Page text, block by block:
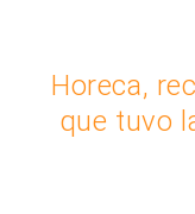
Horeca,
que tuvo